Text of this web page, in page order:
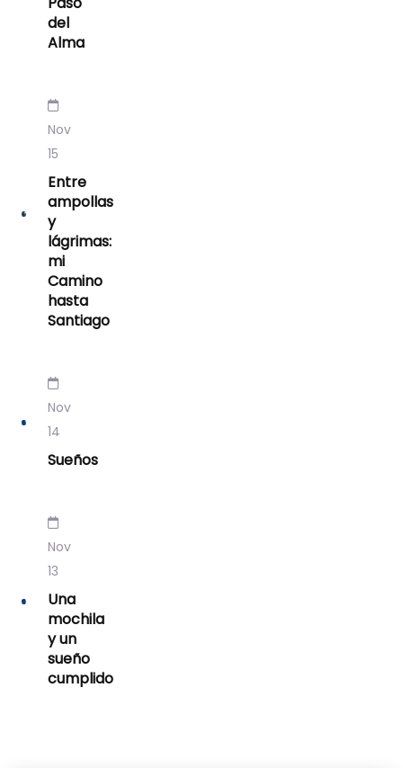
del
Alma
Nov
15
Entre
ampollas
y
lágrimas:
mi
Camino
hasta
Santiago
Nov
14
Sueños
Nov
13
Una
mochila
y un
sueño
cumplido